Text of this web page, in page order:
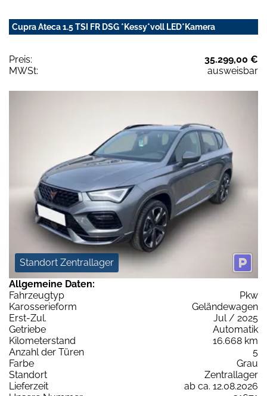
Cupra Ateca 1.5 TSI FR DSG *Kessy*voll LED*Kamera
Preis:
35.299,00 €
MWSt:
ausweisbar
Standort Zentrallager
Allgemeine Daten:
Fahrzeugtyp
Pkw
Karosserieform
Geländewagen
Erst-Zul.
Jul / 2025
Getriebe
Automatik
Kilometerstand
16.668 km
Anzahl der Türen
5
Farbe
Grau
Standort
Zentrallager
Lieferzeit
ab ca. 12.08.2026